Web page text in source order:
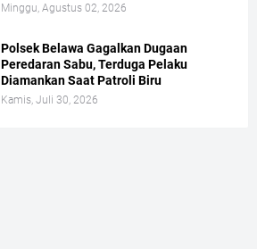
Minggu, Agustus 02, 2026
Polsek Belawa Gagalkan Dugaan
Peredaran Sabu, Terduga Pelaku
Diamankan Saat Patroli Biru
Kamis, Juli 30, 2026